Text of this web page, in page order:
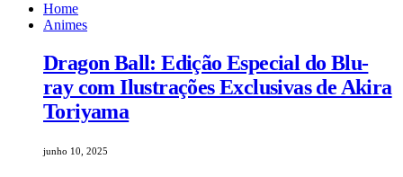
Home
Animes
Dragon Ball: Edição Especial do Blu-
ray com Ilustrações Exclusivas de Akira
Toriyama
junho 10, 2025